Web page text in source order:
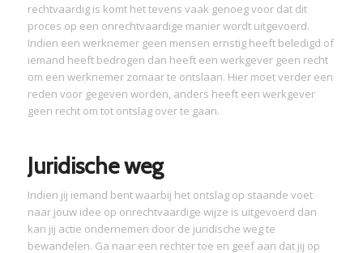
rechtvaardig is komt het tevens vaak genoeg voor dat dit
proces op een onrechtvaardige manier wordt uitgevoerd.
Indien een werknemer geen mensen ernstig heeft beledigd of
iemand heeft bedrogen dan heeft een werkgever geen recht
om een werknemer zomaar te ontslaan. Hier moet verder een
reden voor gegeven worden, anders heeft een werkgever
geen recht om tot ontslag over te gaan.
Juridische weg
Indien jij iemand bent waarbij het ontslag op staande voet
naar jouw idee op onrechtvaardige wijze is uitgevoerd dan
kan jij actie ondernemen door de juridische weg te
bewandelen. Ga naar een rechter toe en geef aan dat jij op